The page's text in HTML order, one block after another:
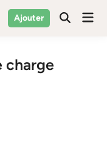
Ajouter
charge